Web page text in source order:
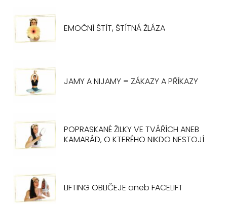
EMOČNÍ ŠTÍT, ŠTÍTNÁ ŽLÁZA
JAMY A NIJAMY = ZÁKAZY A PŘÍKAZY
POPRASKANÉ ŽILKY VE TVÁŘÍCH ANEB
KAMARÁD, O KTERÉHO NIKDO NESTOJÍ
LIFTING OBLIČEJE aneb FACELIFT